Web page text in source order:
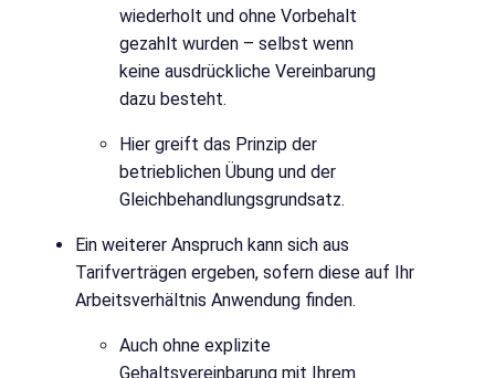
wiederholt und ohne Vorbehalt
gezahlt wurden – selbst wenn
keine ausdrückliche Vereinbarung
dazu besteht.
Hier greift das Prinzip der
betrieblichen Übung und der
Gleichbehandlungsgrundsatz.
Ein weiterer Anspruch kann sich aus
Tarifverträgen ergeben, sofern diese auf Ihr
Arbeitsverhältnis Anwendung finden.
Auch ohne explizite
Gehaltsvereinbarung mit Ihrem